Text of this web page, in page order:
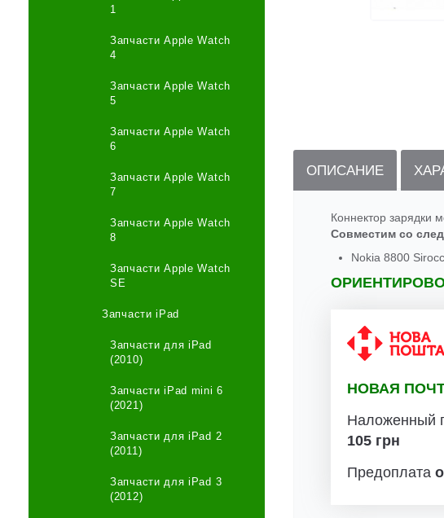
1
Запчасти Apple Watch
4
Запчасти Apple Watch
5
Запчасти Apple Watch
6
Запчасти Apple Watch
7
Запчасти Apple Watch
8
Запчасти Apple Watch
SE
Запчасти iPad
Запчасти для iPad
(2010)
Запчасти iPad mini 6
(2021)
Запчасти для iPad 2
(2011)
Запчасти для iPad 3
(2012)
ОПИСАНИЕ
Коннектор зарядки
Совместим со
Nokia 8800
НОВАЯ
Наложенный
105 грн
Предоплата